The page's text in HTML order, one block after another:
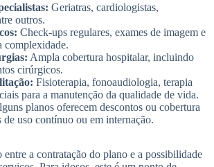
Geriatras, cardiologistas,
outros.
Check-ups regulares, exames de imagem e
complexidade.
Ampla cobertura hospitalar, incluindo
cirúrgicos.
Fisioterapia, fonoaudiologia, terapia
para a manutenção da qualidade de vida.
planos oferecem descontos ou cobertura
de uso contínuo ou em internação.
a contratação do plano e a possibilidade